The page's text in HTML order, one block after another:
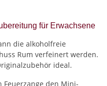
für Erwachsene
die alkoholfreie
Rum verfeinert werden.
ideal.
den Mini-